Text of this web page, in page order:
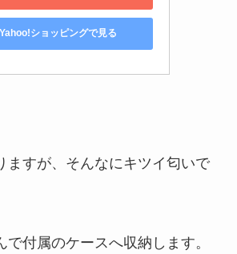
Yahoo!ショッピングで見る
ますが、そんなにキツイ匂いで
で付属のケースへ収納します。